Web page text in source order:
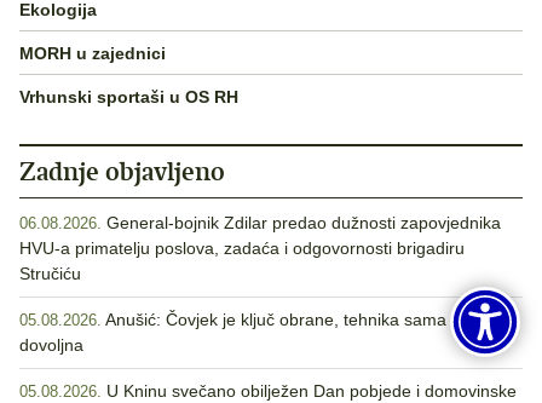
Ekologija
MORH u zajednici
Vrhunski sportaši u OS RH
Zadnje objavljeno
06.08.2026. General-bojnik Zdilar predao dužnosti zapovjednika
HVU-a primatelju poslova, zadaća i odgovornosti brigadiru
Stručiću
05.08.2026. Anušić: Čovjek je ključ obrane, tehnika sama nije
dovoljna
05.08.2026. U Kninu svečano obilježen Dan pobjede i domovinske